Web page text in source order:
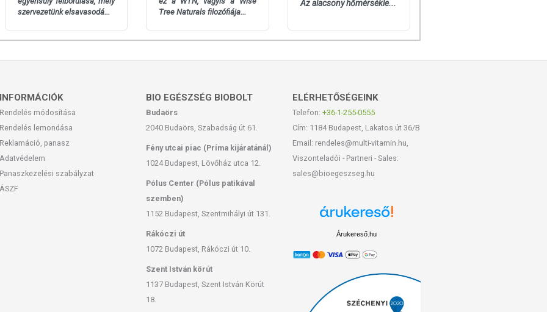
vegyes étrendet és az egészséges életmódot! A
nem az orvosi kezelés helyettesítésére alkalmas!
szervezetünk elsavasodá...
Tree Naturals filozófiája...
Az alacsony hőmérsékle...
INFORMÁCIÓK
Rendelés módosítása
Rendelés lemondása
Reklamáció, panasz
Adatvédelem
Panaszkezelési szabályzat
ÁSZF
BIO EGÉSZSÉG BIOBOLT
Budaörs
2040 Budaörs, Szabadság út 61.
Fény utcai piac (Príma kijáratánál)
1024 Budapest, Lövőház utca 12.
Pólus Center (Pólus patikával
szemben)
1152 Budapest, Szentmihályi út 131.
Rákóczi út
1072 Budapest, Rákóczi út 10.
Szent István körút
1137 Budapest, Szent István Körút
18.
ELÉRHETŐSÉGEINK
Telefon: +36-1-255-0555
Cím: 1184 Budapest, Lakatos út 36/B
Email: rendeles@multi-vitamin.hu,
Viszonteladói - Partneri - Sales:
sales@bioegeszseg.hu
Árukereső.hu